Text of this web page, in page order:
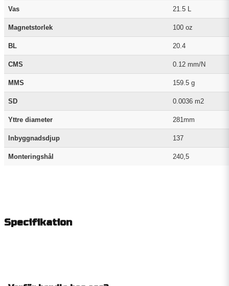
Vas 21.5 L
Magnetstorlek 100 oz
BL 20.4
CMS 0.12 mm/N
MMS 159.5 g
SD 0.0036 m2
Yttre diameter 281mm
Inbyggnadsdjup 137
Monteringshål 240,5
Specifikation